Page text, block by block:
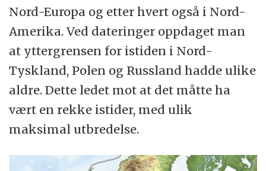
Nord-Europa og etter hvert også i Nord-
Amerika. Ved dateringer oppdaget man
at yttergrensen for istiden i Nord-
Tyskland, Polen og Russland hadde ulike
aldre. Dette ledet mot at det måtte ha
vært en rekke istider, med ulik
maksimal utbredelse.